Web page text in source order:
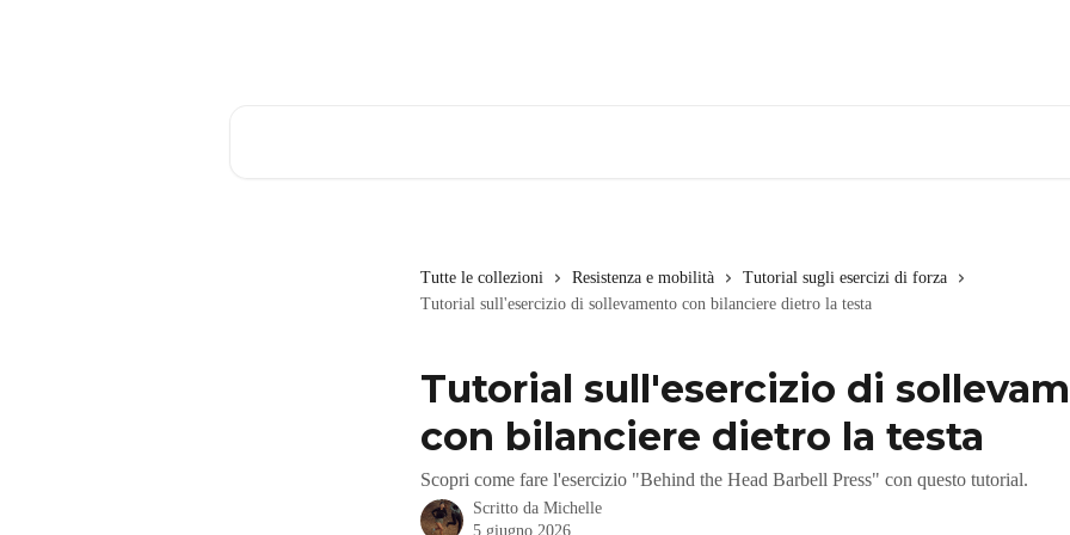
Tutte le collezioni Resistenza e mobilità
Tutorial sugli esercizi di forza
Tutorial sull'esercizio di sollevamento con bilanciere dietro la testa
Tutorial sull'esercizio di
con bilanciere dietro la testa
Scopri come fare l'esercizio "Behind the Head Barbell Press" con questo tutorial.
Scritto da Michelle
5 giugno 2026